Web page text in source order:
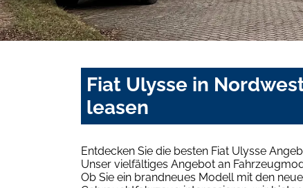
Fiat Ulysse in
leasen
Entdecken Sie die besten Fiat Ulysse
Unser vielfältiges Angebot an
Ob Sie ein brandneues Modell mit den